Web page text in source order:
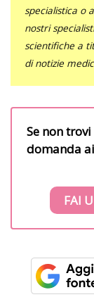
specialistica o
nostri
scientifiche a
di notizie
Se non
domanda
FAI